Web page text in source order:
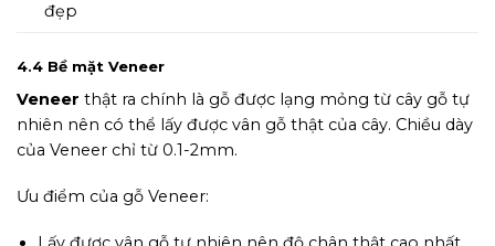
đẹp
4.4 Bề mặt Veneer
Veneer thật ra chính là gỗ được lạng mỏng từ cây gỗ tự
nhiên nên có thể lấy được vân gỗ thật của cây. Chiều dày
của Veneer chỉ từ 0.1-2mm.
Ưu điểm của gỗ Veneer: